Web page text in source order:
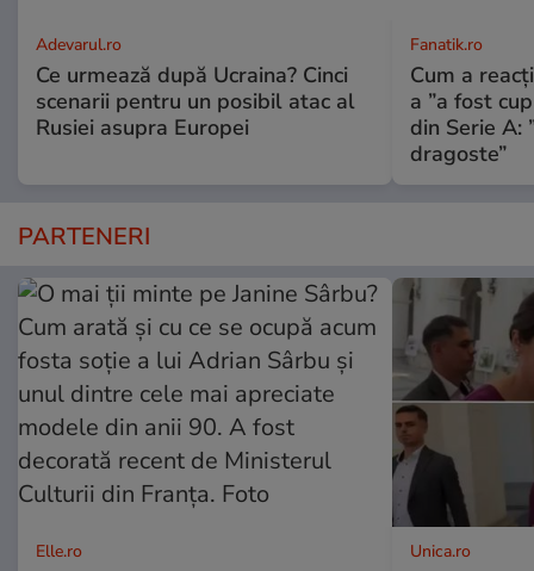
Adevarul.ro
Ce urmează după Ucraina? Cinci
scenarii pentru un posibil atac al
Rusiei asupra Europei
Fanatik.ro
Cum a
a ”a fost
din Serie A:
dragoste”
PARTENERI
Elle.ro Unica.ro